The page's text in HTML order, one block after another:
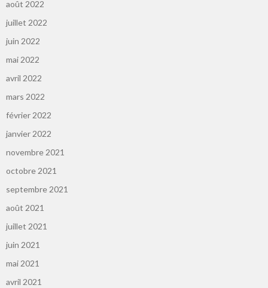
août 2022
juillet 2022
juin 2022
mai 2022
avril 2022
mars 2022
février 2022
janvier 2022
novembre 2021
octobre 2021
septembre 2021
août 2021
juillet 2021
juin 2021
mai 2021
avril 2021